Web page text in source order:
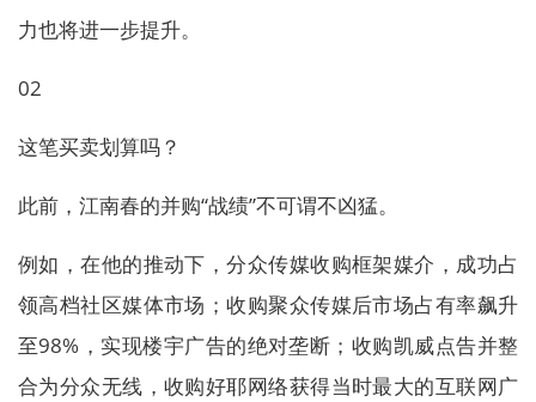
力也将进一步提升。
02
这笔买卖划算吗？
此前，江南春的并购“战绩”不可谓不凶猛。
例如，在他的推动下，分众传媒收购框架媒介，成功占
领高档社区媒体市场；收购聚众传媒后市场占有率飙升
至98%，实现楼宇广告的绝对垄断；收购凯威点告并整
合为分众无线，收购好耶网络获得当时最大的互联网广